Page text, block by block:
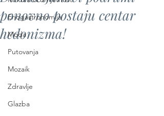
Enogastronomija
Moda
Putovanja
Mozaik
Zdravlje
Glazba
ponovno postaju centar
hedonizma!